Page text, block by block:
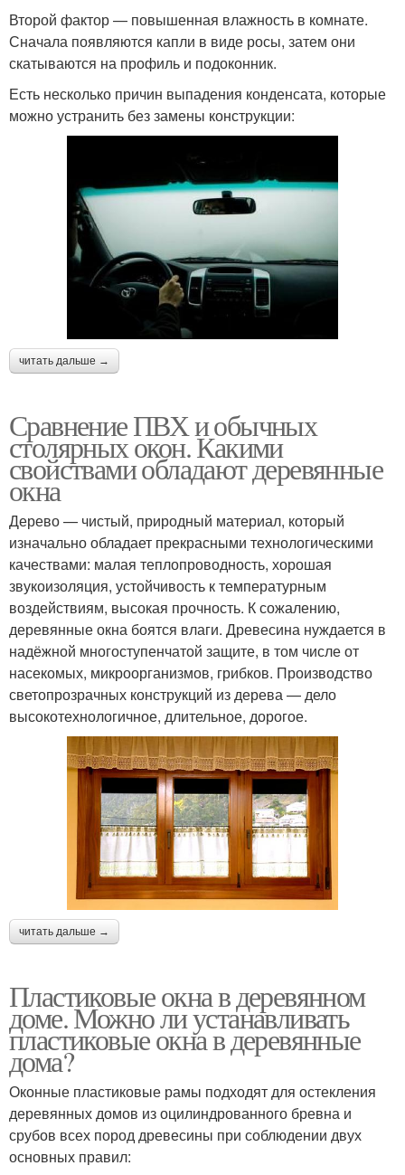
Второй фактор — повышенная влажность в комнате.
Сначала появляются капли в виде росы, затем они
скатываются на профиль и подоконник.
Есть несколько причин выпадения конденсата, которые
можно устранить без замены конструкции:
читать дальше →
Сравнение ПВХ и обычных
столярных окон. Какими
свойствами обладают деревянные
окна
Дерево — чистый, природный материал, который
изначально обладает прекрасными технологическими
качествами: малая теплопроводность, хорошая
звукоизоляция, устойчивость к температурным
воздействиям, высокая прочность. К сожалению,
деревянные окна боятся влаги. Древесина нуждается в
надёжной многоступенчатой защите, в том числе от
насекомых, микроорганизмов, грибков. Производство
светопрозрачных конструкций из дерева — дело
высокотехнологичное, длительное, дорогое.
читать дальше →
Пластиковые окна в деревянном
доме. Можно ли устанавливать
пластиковые окна в деревянные
дома?
Оконные пластиковые рамы подходят для остекления
деревянных домов из оцилиндрованного бревна и
срубов всех пород древесины при соблюдении двух
основных правил: